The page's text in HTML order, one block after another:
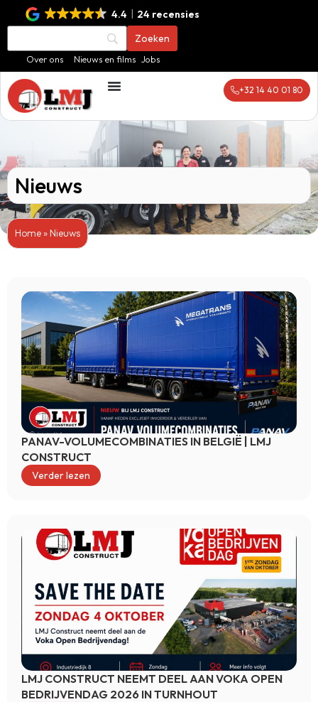
4.4 24 recensies
Over ons Nieuws en films Jobs
+32 14 40 01 80
Nieuws
Home» Nieuws
PANAV-VOLUMECOMBINATIES IN BELGIË | LMJ
CONSTRUCT
Verder lezen
LMJ CONSTRUCT NEEMT DEEL AAN VOKA OPEN
BEDRIJVENDAG 2026 IN TURNHOUT